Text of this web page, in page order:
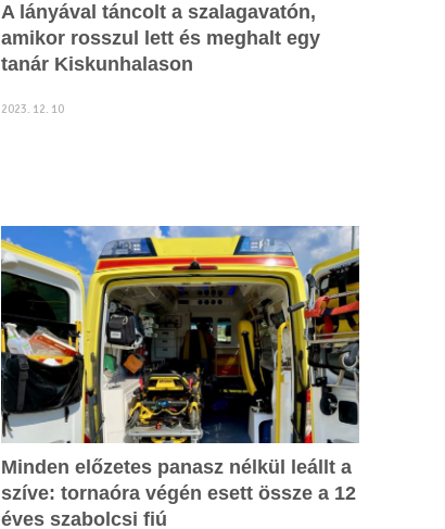
A lányával táncolt a szalagavatón,
amikor rosszul lett és meghalt egy
tanár Kiskunhalason
2023. 12. 10
Minden előzetes panasz nélkül leállt a
szíve: tornaóra végén esett össze a 12
éves szabolcsi fiú